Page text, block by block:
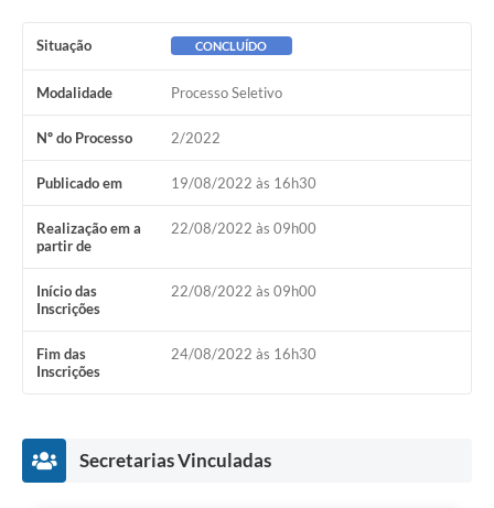
Situação CONCLUÍDO
Modalidade Processo Seletivo
Nº do Processo 2/2022
Publicado em 19/08/2022 às 16h30
Realização em a
partir de
22/08/2022 às 09h00
Início das
Inscrições
22/08/2022 às 09h00
Fim das
Inscrições
24/08/2022 às 16h30
Secretarias Vinculadas